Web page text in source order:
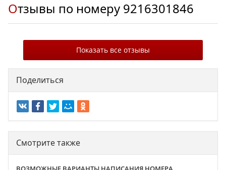
Отзывы по номеру 9216301846
Показать все отзывы
Поделиться
Смотрите также